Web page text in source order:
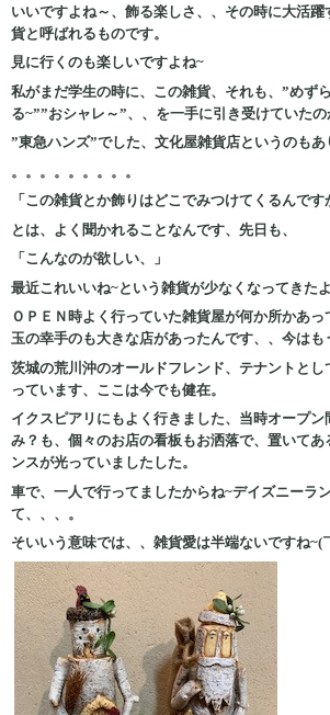
いいですよね～、飾る楽しさ、、その時に大活
貨と呼ばれるものです。
見に行くのも楽しいですよね~
私がまだ学生の時に、この雑貨、それも、”めず
る~””おシャレ～”、、を一手に引き受けていたの
”東急ハンズ”でした、文化屋雑貨店というのもあ
。。。。。。。。。
「この雑貨とか飾りはどこでみつけてくるんです
とは、よく聞かれることなんです、先日も、
「こんなのが欲しい、」
最近これいいね~という雑貨が少なくなってきた
ＯＰＥＮ時よく行っていた雑貨屋が何か所かあ
玉の幸手のも大きな店があったんです、、今はも
茨城の荒川沖のオールドフレンド、テナントとし
っています、ここは今でも健在。
イクスピアリにもよく行きました、当時オープ
み？も、個々のお店の看板もお洒落で、置いて
ンスが光っていましたした。
車で、一人で行ってましたからね~デイズニーラ
て、、、。
そいいう意味では、、雑貨愛は半端ないですね~(